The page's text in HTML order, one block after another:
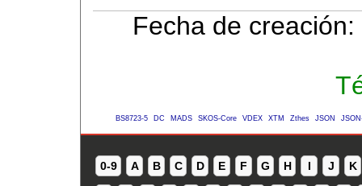
Fecha de
BS8723-5 DC MADS SKOS-Core VDEX XTM Zthes JSON
0-9 A B C D E F G H I J K